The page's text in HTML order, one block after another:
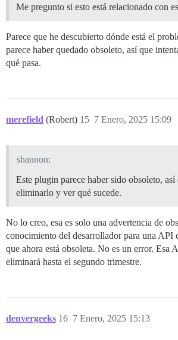
Me pregunto si esto está relacionado con
Parece que he descubierto dónde está el
parece haber quedado obsoleto, así que
qué pasa.
merefield (Robert) 7 Enero, 2025 15:09
15
shannon:
Este plugin parece haber sido obsoleto, así
eliminarlo y ver qué sucede.
No lo creo, esa es solo una advertencia de
conocimiento del desarrollador para una API
que ahora está obsoleta. No es un error. Esa
eliminará hasta el segundo trimestre.
denvergeeks 7 Enero, 2025 15:13
16